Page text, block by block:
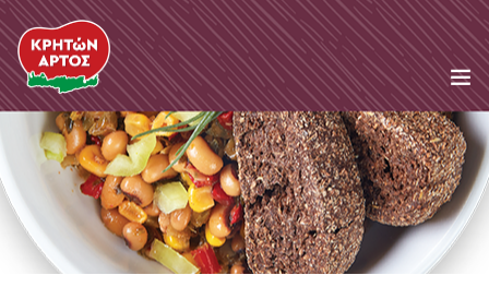
Η Εταιρεία
Προϊόντα